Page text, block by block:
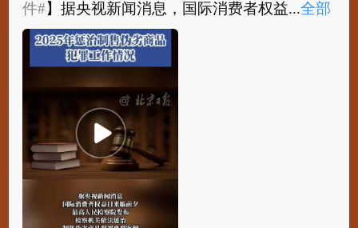
件#】据央视新闻消息，国际消费者权益...全部
#最高检通报惩治制售伪劣商品情况#
察机关#2025年起诉食品药品犯罪案件超7000
】据央视新闻消息，国际消费者权益日...